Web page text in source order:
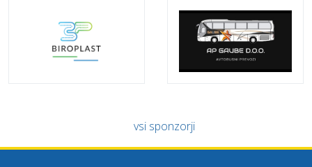
vsi sponzorji